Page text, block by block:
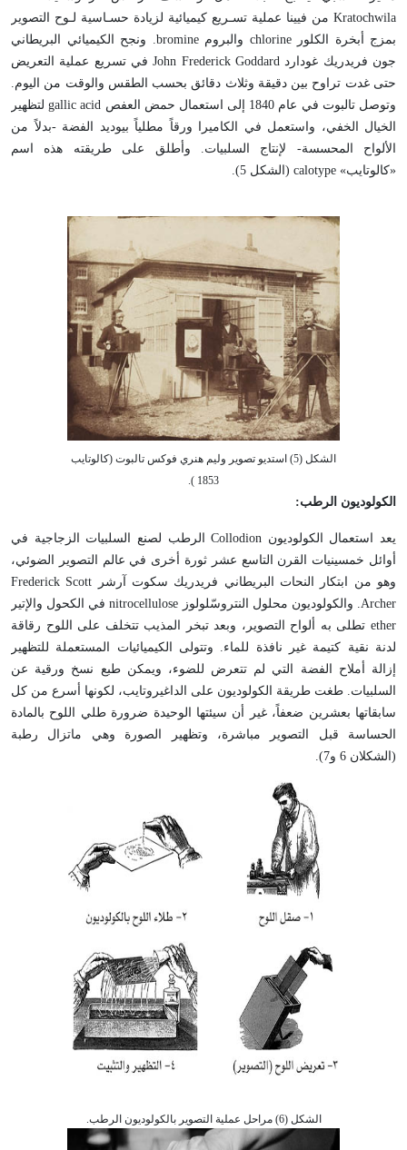
Kratochwila من فيينا عملية تسـريع كيميائية لزيادة حسـاسية لـوح التصوير
بمزج أبخرة الكلور chlorine والبروم bromine. ونجح الكيميائي البريطاني
جون فريدريك غودارد John Frederick Goddard في تسريع عملية التعريض
حتى غدت تراوح بين دقيقة وثلاث دقائق بحسب الطقس والوقت من اليوم.
وتوصل تالبوت في عام 1840 إلى استعمال حمض العفص gallic acid لتظهير
الخيال الخفي، واستعمل في الكاميرا ورقاً مطلياً بيوديد الفضة -بدلاً من
الألواح المحسسة- لإنتاج السلبيات. وأطلق على طريقته هذه اسم
«كالوتايب» calotype (الشكل 5).
الشكل (5) استديو تصوير وليم هنري فوكس تالبوت (كالوتايب
1853 ).
الكولوديون الرطب:
يعد استعمال الكولوديون Collodion الرطب لصنع السلبيات الزجاجية في
أوائل خمسينيات القرن التاسع عشر ثورة أخرى في عالم التصوير الضوئي،
وهو من ابتكار النحات البريطاني فريدريك سكوت آرشر Frederick Scott
Archer. والكولوديون محلول النتروسّلولوز nitrocellulose في الكحول والإتير
ether تطلى به ألواح التصوير، وبعد تبخر المذيب تتخلف على اللوح رقاقة
لدنة نقية كتيمة غير نافذة للماء. وتتولى الكيميائيات المستعملة للتظهير
إزالة أملاح الفضة التي لم تتعرض للضوء، ويمكن طبع نسخ ورقية عن
السلبيات. طغت طريقة الكولوديون على الداغيروتايب، لكونها أسرع من كل
سابقاتها بعشرين ضعفاً، غير أن سيئتها الوحيدة ضرورة طلي اللوح بالمادة
الحساسة قبل التصوير مباشرة، وتظهير الصورة وهي ماتزال رطبة
(الشكلان 6 و7).
الشكل (6) مراحل عملية التصوير بالكولوديون الرطب.